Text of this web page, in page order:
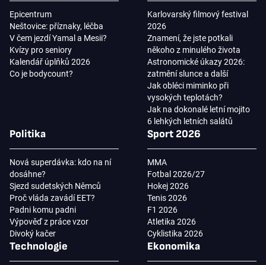
Epicentrum
Neštovice: příznaky, léčba
V čem jezdí Yamal a Mesii?
Kvízy pro seniory
Kalendář úplňků 2026
Co je bodycount?
Karlovarský filmový festival
2026
Znamení, že jste potkali
někoho z minulého života
Astronomické úkazy 2026:
zatmění slunce a další
Jak obléci miminko při
vysokých teplotách?
Jak na dokonalé letní mojito
6 lehkých letních salátů
Politika
Nová superdávka: kdo na ní
dosáhne?
Sjezd sudetských Němců
Proč vláda zavádí EET?
Padni komu padni
Výpověď z práce vzor
Divoký kačer
Sport 2026
MMA
Fotbal 2026/27
Hokej 2026
Tenis 2026
F1 2026
Atletika 2026
Cyklistika 2026
Technologie Ekonomika